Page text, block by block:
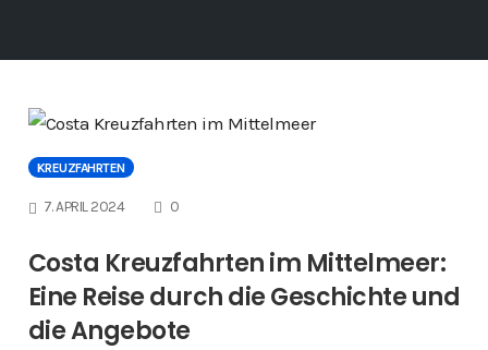
KREUZFAHRTEN
7. APRIL 2024 0COMMENTS
Costa Kreuzfahrten im Mittelmeer:
Eine Reise durch die Geschichte und
die Angebote